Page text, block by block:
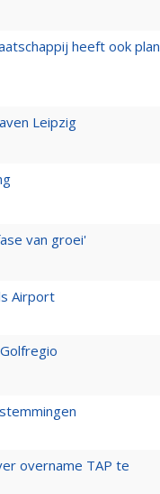
heeft ook plan
Leipzig
van groei'
Airport
overname TAP te